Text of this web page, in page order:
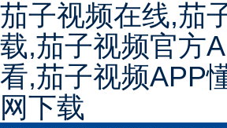
茄子视频在线,茄
载,茄子视频官方
看,茄子视频APP
网下载